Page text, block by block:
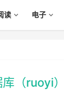
读 电子
（ruoyi）